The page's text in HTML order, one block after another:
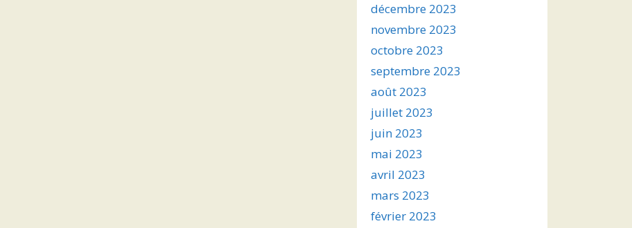
décembre 2023
novembre 2023
octobre 2023
septembre 2023
août 2023
juillet 2023
juin 2023
mai 2023
avril 2023
mars 2023
février 2023